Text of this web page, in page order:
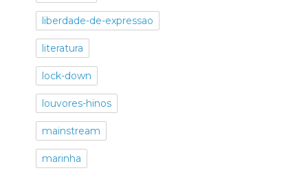
liberdade-de-expressao
literatura
lock-down
louvores-hinos
mainstream
marinha